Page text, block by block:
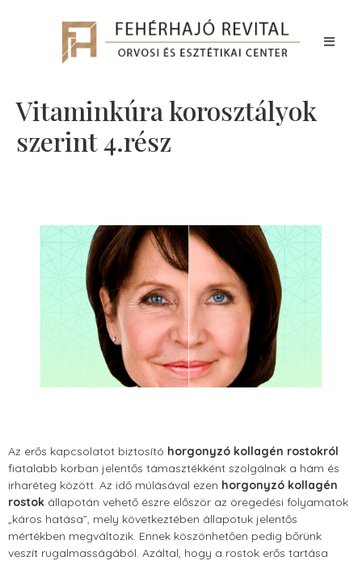
Vitaminkúra korosztályok
szerint 4.rész
Az erős kapcsolatot biztosító horgonyzó kollagén rostokról
fiatalabb korban jelentős támasztékként szolgálnak a hám és
irharéteg között. Az idő múlásával ezen horgonyzó kollagén
rostok állapotán vehető észre először az öregedési folyamatok
„káros hatása”, mely következtében állapotuk jelentős
mértékben megváltozik. Ennek köszönhetően pedig bőrünk
veszít rugalmasságából. Azáltal, hogy a rostok erős tartása